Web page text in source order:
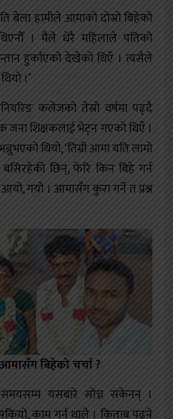
बेला हामीले आमाको दोस्रो बिहेको
। मैले धेरै महिलाले पतिको
हुर्काएको देखेको थिएँ । त्यसैले
।’
कलेजको तेस्रो वर्षमा पढ्दै
जना शिक्षकलाई भेट्न गएको थिएँ ।
थियो, ‘तिम्री आमा यति लामो
छिन्, फेरि किन बिहे गर्न
गयो । आमासँग कुरा गर्ने त प्रश्न
बिहेको चर्चा ?
यसबारे सोच्न सकेनन् ।
काम गर्न थाले । किताब पढ्ने